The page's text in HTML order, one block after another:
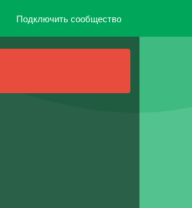
Подключить сообщество